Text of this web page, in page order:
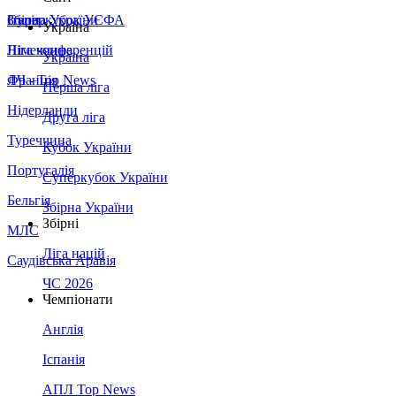
Збірна України
Італія
Німеччина
Франція
Нідерланди
Туреччина
Португалія
Бельгія
МЛС
Саудівська Аравія
Суперкубок УЄФА
Ліга конференцій
ЛЧ - Top News
Україна
Україна
Перша ліга
Друга ліга
Кубок України
Суперкубок України
Збірна України
Збірні
Ліга націй
ЧС 2026
Чемпіонати
Англія
Іспанія
АПЛ Top News